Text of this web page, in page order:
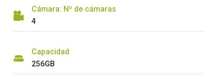
Cámara: Nº de cámaras
4
Capacidad
256GB